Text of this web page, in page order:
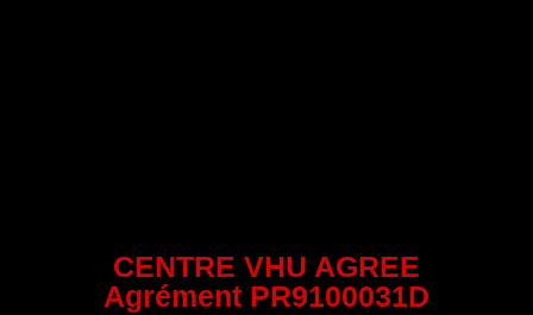
CENTRE VHU AGREE
Agrément PR9100031D